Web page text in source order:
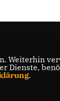
Weiterhin
Dienste,
.